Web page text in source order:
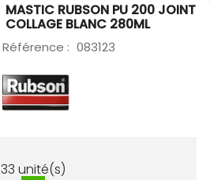
MASTIC RUBSON PU 200 JOINT
COLLAGE BLANC 280ML
Référence : 083123
33 unité(s)